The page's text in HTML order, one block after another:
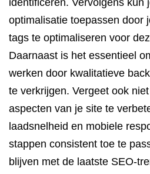
identificeren. Vervolgens kun
optimalisatie toepassen door
tags te optimaliseren voor
Daarnaast is het essentieel
werken door kwalitatieve
te verkrijgen. Vergeet ook
aspecten van je site te
laadsnelheid en mobiele
stappen consistent toe te
blijven met de laatste SEO-